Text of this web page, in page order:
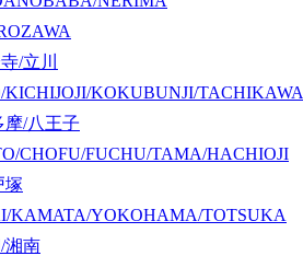
/立川
KOKUBUNJI/TACHIKAWA
摩/八王子
CHOFU/FUCHU/TAMA/HACHIOJI
塚
KAMATA/YOKOHAMA/TOTSUKA
湘南